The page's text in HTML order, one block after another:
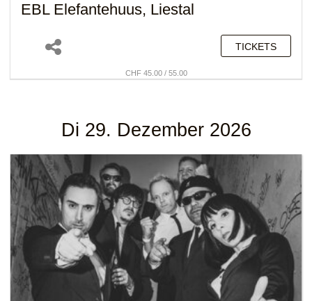
EBL Elefantehuus, Liestal
TICKETS
CHF 45.00 / 55.00
Di 29. Dezember 2026